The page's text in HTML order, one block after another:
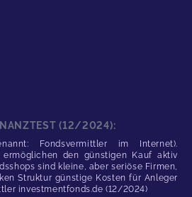
(12/2024):
Fondsvermittler im Internet).
den günstigen Kauf aktiv
sind kleine, aber seriöse Firmen,
Struktur günstige Kosten für Anleger
investmentfonds.de (12/2024)